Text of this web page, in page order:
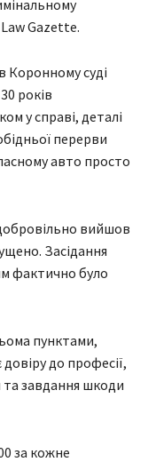
Gazette.
Коронному суді
років
у справі, деталі
перерви
авто просто
вийшов
Засідання
фактично було
пунктами,
до професії,
та завдання шкоди
за кожне